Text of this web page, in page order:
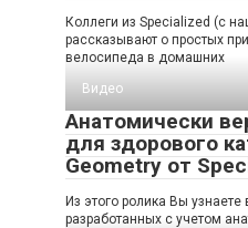
Коллеги из Specialized (с
рассказывают о простых
велосипеда в домашних
Видео
Анатомически
для здорового
Geometry от
Из этого ролика Вы
разработанных с учетом